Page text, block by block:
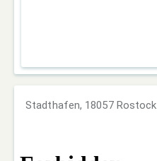
Stadthafen, 18057 Rostock